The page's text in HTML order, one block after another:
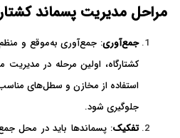
مراحل مدیریت پسماند
جمع‌آوری: جمع‌آوری به‌موقع و
کشتارگاه، اولین مرحله در مدیریت
استفاده از مخازن و سطل‌های
جلوگیری شود.
تفکیک: پسماندها باید در محل